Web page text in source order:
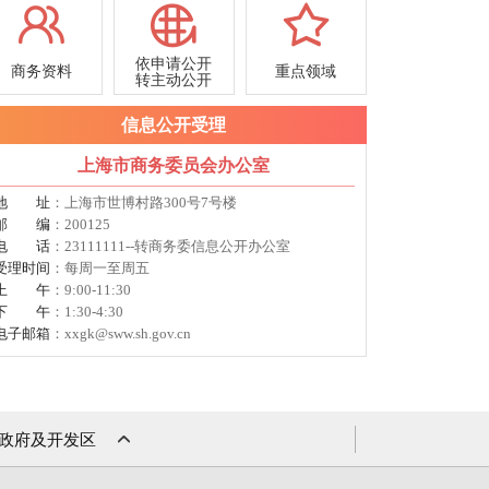
商务资料
依申请公开
转主动公开
重点领域
信息公开受理
上海市商务委员会办公室
址 ：上海市世博村路300号7号楼
编 ：200125
话：23111111--转商务委信息公开办公室
理时间 ：每周一至周五
午：9:00-11:30
午：1:30-4:30
子邮箱：xxgk@sww.sh.gov.cn
府及开发区